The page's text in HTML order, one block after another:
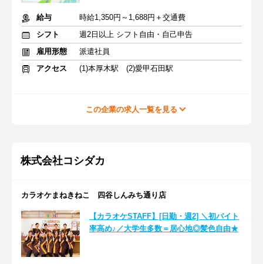
給与
時給1,350円～1,688円＋交通費
シフト
週2日以上 シフト自由・自己申告
雇用形態
派遣社員
アクセス
(1)本厚木駅 (2)愛甲石田駅
この企業の求人一覧を見る
株式会社コシダカ
カラオケまねきねこ 四谷しんみち通り店
【カラオケSTAFF】[日勤・週2] ＼初バイト
率高め♪／大学生多数＝居心地◎髪色自由★